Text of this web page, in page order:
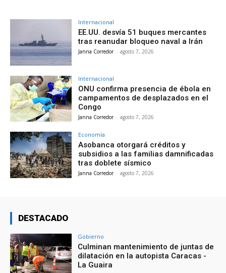
Internacional
EE.UU. desvía 51 buques mercantes
tras reanudar bloqueo naval a Irán
Janna Corredor - agosto 7, 2026
Internacional
ONU confirma presencia de ébola en
campamentos de desplazados en el
Congo
Janna Corredor - agosto 7, 2026
Economía
Asobanca otorgará créditos y
subsidios a las familias damnificadas
tras doblete sísmico
Janna Corredor - agosto 7, 2026
DESTACADO
Gobierno
Culminan mantenimiento de juntas de
dilatación en la autopista Caracas -
La Guaira